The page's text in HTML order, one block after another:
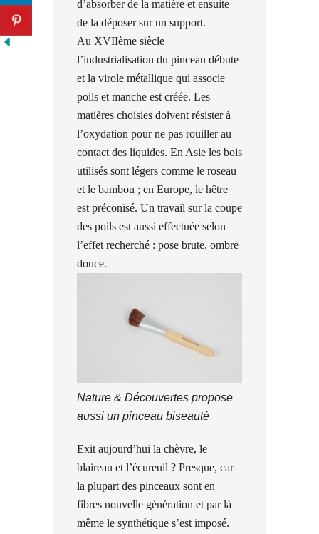
d’absorber de la matière et ensuite
de la déposer sur un support.
Au XVIIème siècle
l’industrialisation du pinceau débute
et la virole métallique qui associe
poils et manche est créée. Les
matières choisies doivent résister à
l’oxydation pour ne pas rouiller au
contact des liquides. En Asie les bois
utilisés sont légers comme le roseau
et le bambou ; en Europe, le hêtre
est préconisé. Un travail sur la coupe
des poils est aussi effectuée selon
l’effet recherché : pose brute, ombre
douce.
Nature & Découvertes propose
aussi un pinceau biseauté
Exit aujourd’hui la chèvre, le
blaireau et l’écureuil ? Presque, car
la plupart des pinceaux sont en
fibres nouvelle génération et par là
même le synthétique s’est imposé.